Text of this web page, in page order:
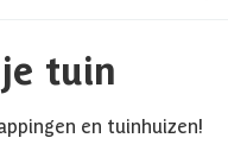
tuin
en tuinhuizen!